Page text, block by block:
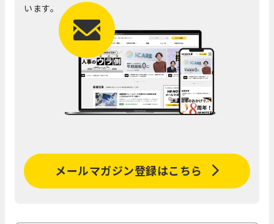
います。
メールマガジン登録はこちら